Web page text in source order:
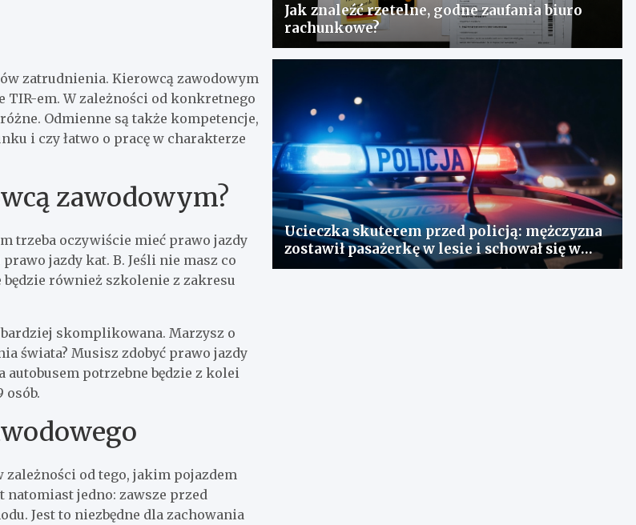
zatrudnienia. Kierowcą zawodowym
TIR-em. W zależności od konkretnego
Odmienne są także kompetencje,
i czy łatwo o pracę w charakterze
zawodowym?
trzeba oczywiście mieć prawo jazdy
jazdy kat. B. Jeśli nie masz co
również szkolenie z zakresu
skomplikowana. Marzysz o
świata? Musisz zdobyć prawo jazdy
potrzebne będzie z kolei
osób.
zależności od tego, jakim pojazdem
jedno: zawsze przed
Jest to niezbędne dla zachowania
Jak znaleźć rzetelne, godne zaufania biuro
rachunkowe?
Ucieczka skuterem przed policją: mężczyzna
zostawił pasażerkę w lesie i schował się w
lodówce